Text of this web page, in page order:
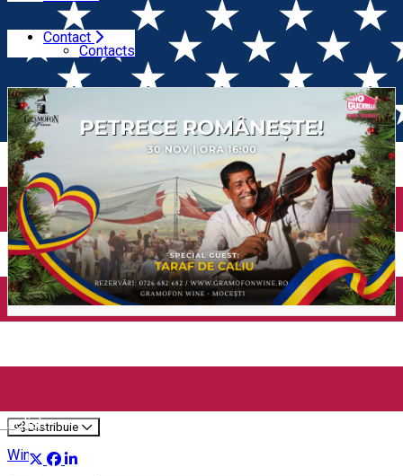
English
Contact
Contacts
Home Wine Trip
Petrece românește la Gramofon Wine
(Dealu Mare)
Distribuie
Wine Trip